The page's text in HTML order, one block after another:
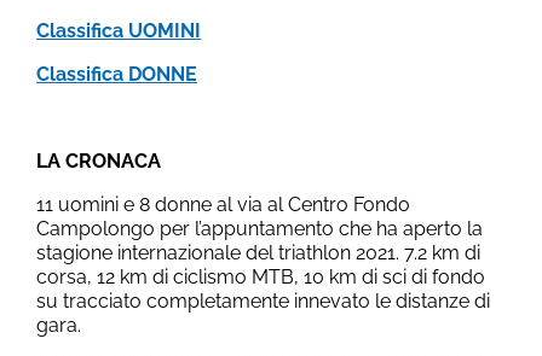
Classifica UOMINI
Classifica DONNE
LA CRONACA
11 uomini e 8 donne al via al Centro Fondo
Campolongo per l’appuntamento che ha aperto la
stagione internazionale del triathlon 2021. 7.2 km di
corsa, 12 km di ciclismo MTB, 10 km di sci di fondo
su tracciato completamente innevato le distanze di
gara.